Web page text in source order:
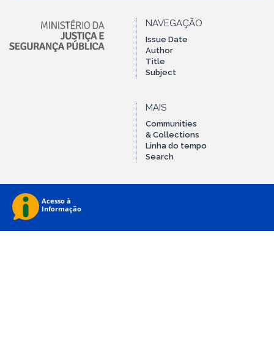
NAVEGAÇÃO
Issue Date
Author
Title
Subject
MAIS
Communities
& Collections
Linha do tempo
Search